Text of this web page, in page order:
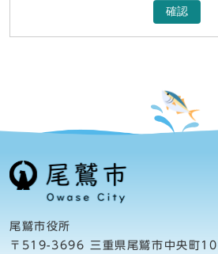
確認
尾鷲市役所
〒519-3696 三重県尾鷲市中央町